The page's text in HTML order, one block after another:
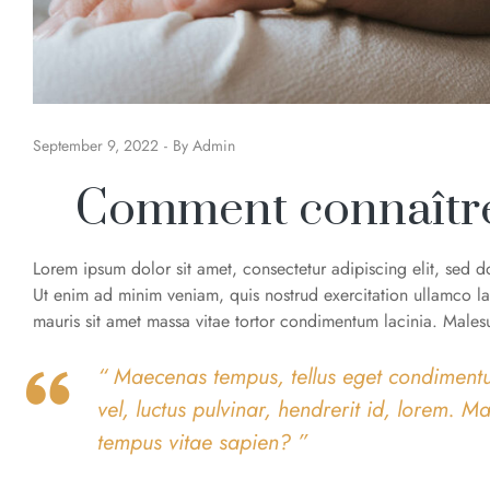
September 9, 2022 By Admin
Comment
Lorem ipsum dolor sit amet, consectetur adipiscing elit,
Ut enim ad minim veniam, quis nostrud exercitation
mauris sit amet massa vitae tortor condimentum lacinia.
“ Maecenas tempus, tellus eget
vel, luctus pulvinar, hendrerit id, lorem.
tempus vitae sapien? ”